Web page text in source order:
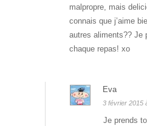
malpropre, mais
connais que j’aime
autres aliments?? Je
chaque repas! xo
Eva
3 février 2015
Je prends